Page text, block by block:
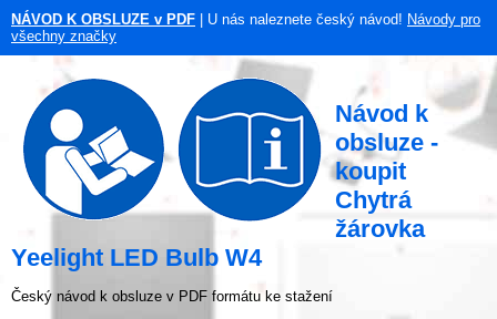
NÁVOD K OBSLUZE v PDF | U nás naleznete český návod! Návody pro
všechny značky
Návod k
obsluze -
koupit
Chytrá
žárovka
Yeelight LED Bulb W4
Český návod k obsluze v PDF formátu ke stažení